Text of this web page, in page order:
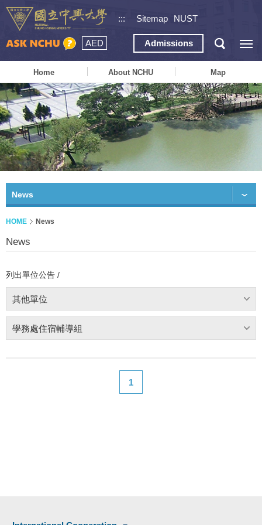
::: Sitemap NUST
AED Admissions
Home About NCHU Map
News
HOME News
News
列出單位公告 /
其他單位
學務處住宿輔導組
1